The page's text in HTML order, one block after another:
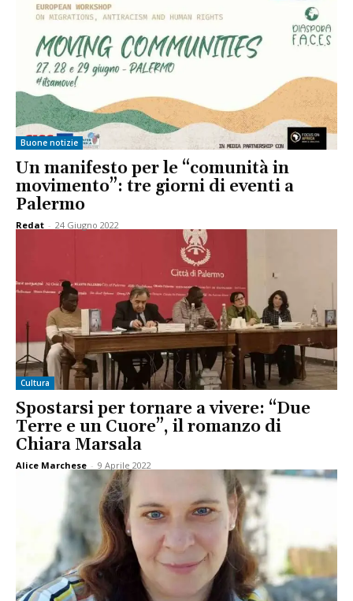
Buone notizie
Un manifesto per le “comunità in
movimento”: tre giorni di eventi a
Palermo
Redat - 24 Giugno 2022
Cultura
Spostarsi per tornare a vivere: “Due
Terre e un Cuore”, il romanzo di
Chiara Marsala
Alice Marchese - 9 Aprile 2022